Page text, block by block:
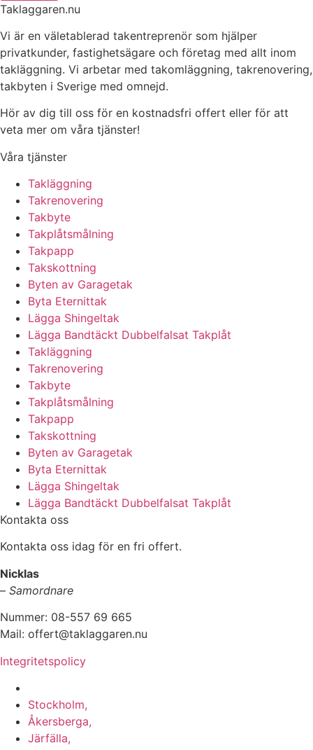
Taklaggaren.nu
Vi är en väletablerad takentreprenör som hjälper
privatkunder, fastighetsägare och företag med allt inom
takläggning. Vi arbetar med takomläggning, takrenovering,
takbyten i Sverige med omnejd.
Hör av dig till oss för en kostnadsfri offert eller för att
veta mer om våra tjänster!
Våra tjänster
Takläggning
Takrenovering
Takbyte
Takplåtsmålning
Takpapp
Takskottning
Byten av Garagetak
Byta Eternittak
Lägga Shingeltak
Lägga Bandtäckt Dubbelfalsat Takplåt
Takläggning
Takrenovering
Takbyte
Takplåtsmålning
Takpapp
Takskottning
Byten av Garagetak
Byta Eternittak
Lägga Shingeltak
Lägga Bandtäckt Dubbelfalsat Takplåt
Kontakta oss
Kontakta oss idag för en fri offert.
Nicklas
– Samordnare
Nummer: 08-557 69 665
Mail: offert@taklaggaren.nu
Integritetspolicy
Stockholm,
Åkersberga,
Järfälla,